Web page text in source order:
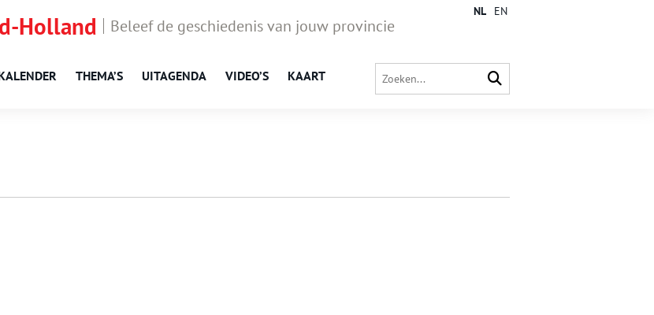
Holland Beleef de geschiedenis van jouw provincie
THEMA’S UITAGENDA VIDEO’S KAART
NL EN